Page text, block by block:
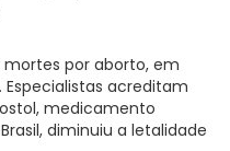
mortes por aborto, em
Especialistas acreditam
medicamento
diminuiu a letalidade